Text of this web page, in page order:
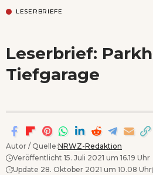
LESERBRIEFE
Leserbrief:
Tiefgarage
Autor / Quelle:NRWZ-Redaktion
Veröffentlicht 15. Juli 2021 um 16.19 Uhr
Update 28. Oktober 2021 um 10.08 Uhr